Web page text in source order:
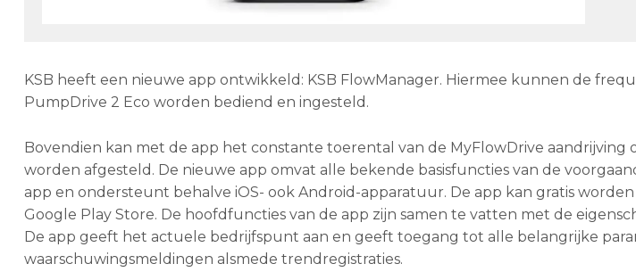
KSB heeft een nieuwe app ontwikkeld: KSB FlowManager. Hiermee kunnen de
PumpDrive 2 Eco worden bediend en ingesteld.
Bovendien kan met de app het constante toerental van de MyFlowDrive
worden afgesteld. De nieuwe app omvat alle bekende basisfuncties van de
app en ondersteunt behalve iOS- ook Android-apparatuur. De app kan gratis
Google Play Store. De hoofdfuncties van de app zijn samen te vatten met de
De app geeft het actuele bedrijfspunt aan en geeft toegang tot alle belangrijke
waarschuwingsmeldingen alsmede trendregistraties.